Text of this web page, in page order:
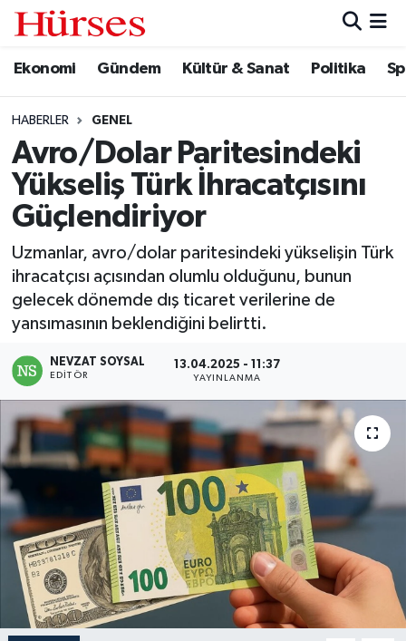
Ekonomi Gündem Kültür & Sanat Politika
HABERLER GENEL
Avro/Dolar Paritesindeki
Yükseliş Türk İhracatçısını
Güçlendiriyor
Uzmanlar, avro/dolar paritesindeki yükselişin Türk
ihracatçısı açısından olumlu olduğunu, bunun
gelecek dönemde dış ticaret verilerine de
yansımasının beklendiğini belirtti.
NEVZAT SOYSAL
EDITÖR
13.04.2025 - 11:37
YAYINLANMA
Ekonomi
Gündem
Kültür & Sanat
Politika
Spor
Turizm
Hava Durumu
Trafik Durumu
Süper Lig Puan Durumu ve Fikstür
Tüm Manşetler
Son Dakika Haberleri
Haber Arşivi